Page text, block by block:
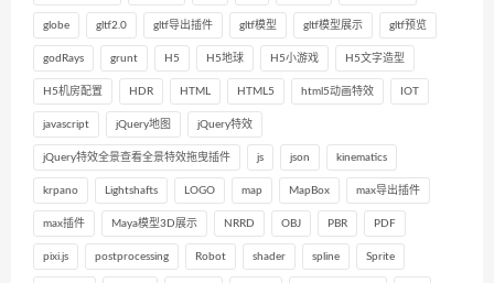
globe gltf2.0 gltf导出插件 gltf模型 gltf模型展示 gltf预览
godRays grunt H5 H5地球 H5小游戏 H5文字造型
H5机房配置 HDR HTML HTML5 html5动画特效 IOT
javascript jQuery地图 jQuery特效
jQuery特效全景查看全景特效拖曳插件 js json kinematics
krpano Lightshafts LOGO map MapBox max导出插件
max插件 Maya模型3D展示 NRRD OBJ PBR PDF
pixi.js postprocessing Robot shader spline Sprite